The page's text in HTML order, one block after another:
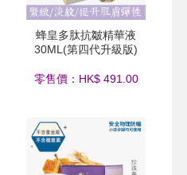
蜂皇多肽抗皺精華液
30ML(第四代升級版)
零售價：HK$ 491.00